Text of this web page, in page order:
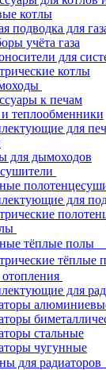
котлы
подводка для
учёта газа
для
котлы
к печам
теплообменники
для
для дымоходов
для
тёплые полы
тёплые
для
стальные
чугунные
для радиаторов